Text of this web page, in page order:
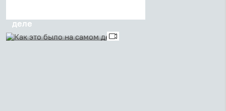
деле